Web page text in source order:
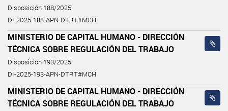
Disposición 188/2025
DI-2025-188-APN-DTRT#MCH
MINISTERIO DE CAPITAL HUMANO - DIRECCIÓN
TÉCNICA SOBRE REGULACIÓN DEL TRABAJO
Disposición 193/2025
DI-2025-193-APN-DTRT#MCH
MINISTERIO DE CAPITAL HUMANO - DIRECCIÓN
TÉCNICA SOBRE REGULACIÓN DEL TRABAJO